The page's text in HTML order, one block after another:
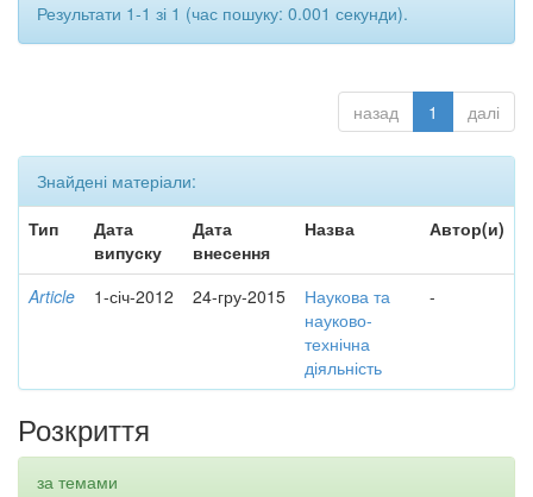
Результати 1-1 зі 1 (час пошуку: 0.001 секунди).
назад 1 далі
Знайдені матеріали:
Тип
Дата
випуску
Дата
внесення
Назва Автор(и)
Article 1-січ-2012 24-гру-2015
Наукова та
науково-
технічна
діяльність
-
Розкриття
за темами